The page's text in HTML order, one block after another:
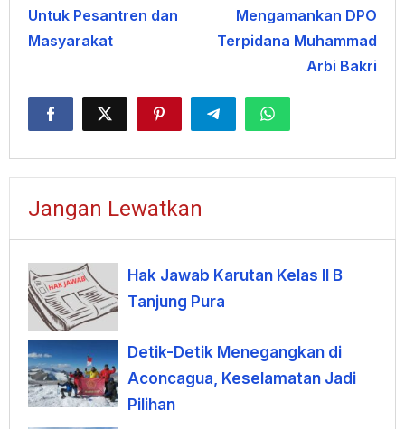
Untuk Pesantren dan
Masyarakat
Mengamankan DPO
Terpidana Muhammad
Arbi Bakri
Jangan Lewatkan
Hak Jawab Karutan Kelas II B
Tanjung Pura
Detik-Detik Menegangkan di
Aconcagua, Keselamatan Jadi
Pilihan